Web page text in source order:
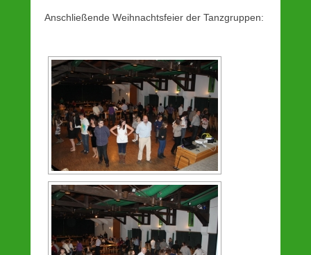
Anschließende Weihnachtsfeier der Tanzgruppen: